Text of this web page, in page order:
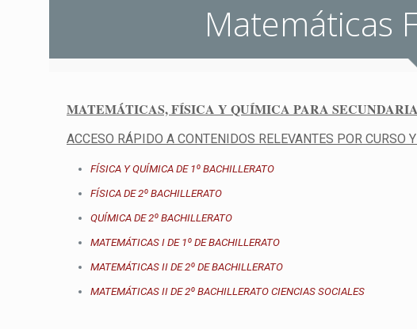
Matemáticas
MATEMÁTICAS, FÍSICA Y QUÍMICA PARA
ACCESO RÁPIDO A CONTENIDOS RELEVANTES POR CURSO
FÍSICA Y QUÍMICA DE 1º BACHILLERATO
FÍSICA DE 2º BACHILLERATO
QUÍMICA DE 2º BACHILLERATO
MATEMÁTICAS I DE 1º DE BACHILLERATO
MATEMÁTICAS II DE 2º DE BACHILLERATO
MATEMÁTICAS II DE 2º BACHILLERATO CIENCIAS SOCIALES